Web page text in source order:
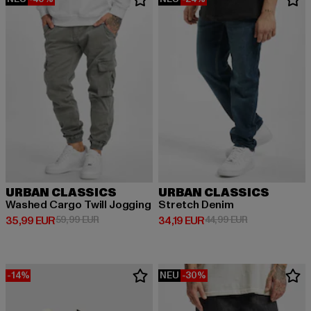
URBAN CLASSICS
Washed Cargo Twill Jogging
35,99 EUR
Derzeitiger Preis: 35,99 EUR
59,99 EURAktionspreis: 59,99 EUR
URBAN CLASSICS
Stretch Denim
34,19 EUR
Derzeitiger Preis: 34,19 EUR
44,99 EURAktionspreis:
-14% NEU -30%